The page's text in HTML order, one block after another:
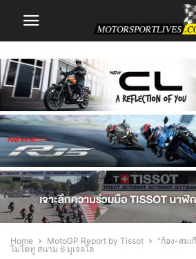
Home MotoGP Report by Tissot
“ก้อง-สมเ
โมโตทู สนาม 6 มูเจลโล